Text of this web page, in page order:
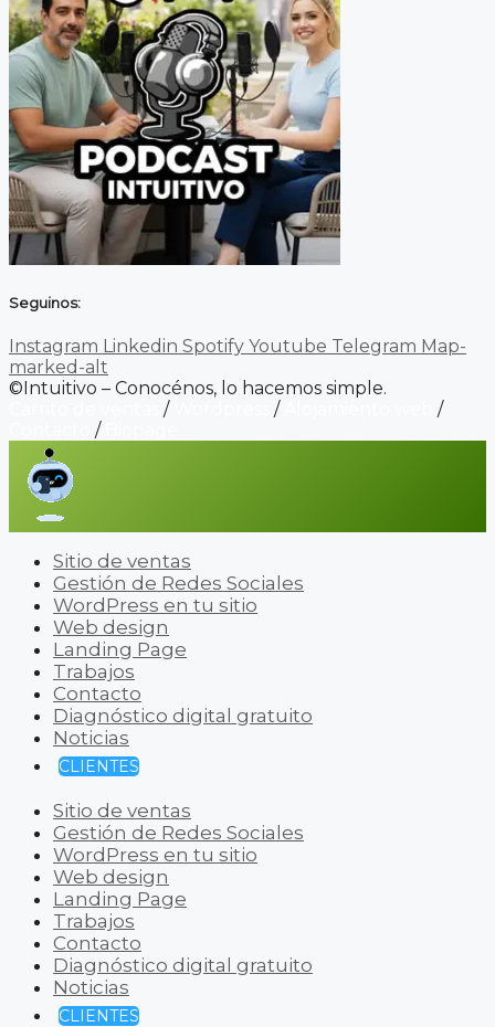
Seguinos:
Instagram Linkedin Spotify Youtube Telegram Map-
marked-alt
©Intuitivo – Conocénos, lo hacemos simple.
/ /
/
/
Sitio de ventas
Gestión de Redes Sociales
WordPress en tu sitio
Web design
Landing Page
Trabajos
Contacto
Diagnóstico digital gratuito
Noticias
CLIENTES
Sitio de ventas
Gestión de Redes Sociales
WordPress en tu sitio
Web design
Landing Page
Trabajos
Contacto
Diagnóstico digital gratuito
Noticias
CLIENTES